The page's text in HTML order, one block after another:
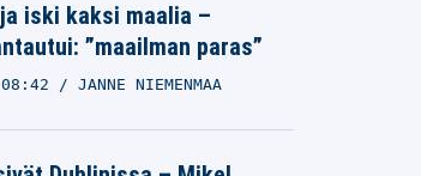
iski kaksi maalia –
”maailman paras”
JANNE NIEMENMAA